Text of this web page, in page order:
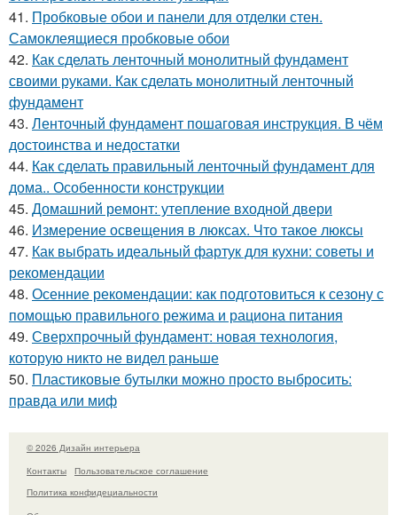
41. Пробковые обои и панели для отделки стен.
Самоклеящиеся пробковые обои
42. Как сделать ленточный монолитный фундамент
своими руками. Как сделать монолитный ленточный
фундамент
43. Ленточный фундамент пошаговая инструкция. В чём
достоинства и недостатки
44. Как сделать правильный ленточный фундамент для
дома.. Особенности конструкции
45. Домашний ремонт: утепление входной двери
46. Измерение освещения в люксах. Что такое люксы
47. Как выбрать идеальный фартук для кухни: советы и
рекомендации
48. Осенние рекомендации: как подготовиться к сезону с
помощью правильного режима и рациона питания
49. Сверхпрочный фундамент: новая технология,
которую никто не видел раньше
50. Пластиковые бутылки можно просто выбросить:
правда или миф
© 2026 Дизайн интерьера
Контакты
Пользовательское соглашение
Политика конфидециальности